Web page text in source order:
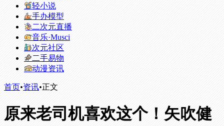
轻小说
手办模型
二次元直播
音乐·Musci
次元社区
二手易物
动漫资讯
首页•资讯•正文
原来老司机喜欢这个！矢吹健